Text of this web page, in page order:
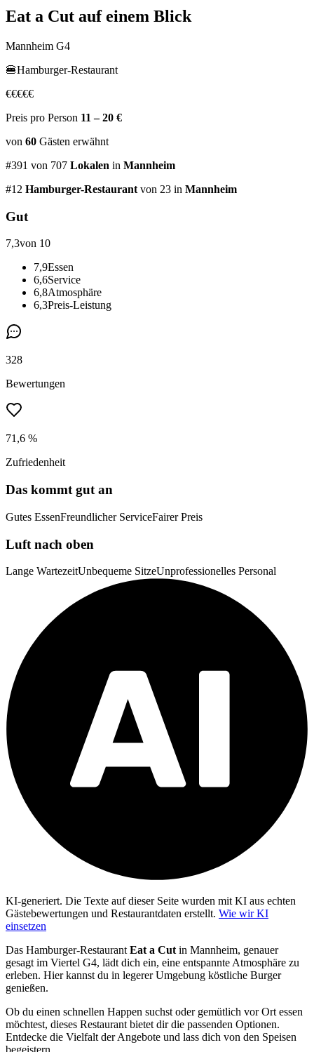
Eat a Cut auf einem Blick
Mannheim G4
🍔Hamburger-Restaurant
€€€€€
Preis pro Person 11 – 20 €
von 60 Gästen erwähnt
#391 von 707 Lokalen in Mannheim
#12 Hamburger-Restaurant von 23 in Mannheim
Gut
7,3von 10
7,9Essen
6,6Service
6,8Atmosphäre
6,3Preis-Leistung
328
Bewertungen
71,6 %
Zufriedenheit
Das kommt gut an
Gutes EssenFreundlicher ServiceFairer Preis
Luft nach oben
Lange WartezeitUnbequeme SitzeUnprofessionelles Personal
KI-generiert. Die Texte auf dieser Seite wurden mit KI aus echten
Gästebewertungen und Restaurantdaten erstellt. Wie wir KI
einsetzen
Das Hamburger-Restaurant Eat a Cut in Mannheim, genauer
gesagt im Viertel G4, lädt dich ein, eine entspannte Atmosphäre zu
erleben. Hier kannst du in legerer Umgebung köstliche Burger
genießen.
Ob du einen schnellen Happen suchst oder gemütlich vor Ort essen
möchtest, dieses Restaurant bietet dir die passenden Optionen.
Entdecke die Vielfalt der Angebote und lass dich von den Speisen